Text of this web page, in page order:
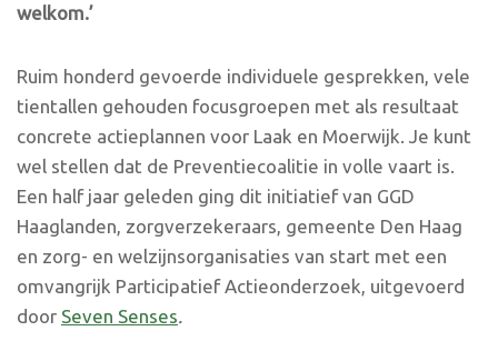
welkom.’
Ruim honderd gevoerde individuele gesprekken, vele
tientallen gehouden focusgroepen met als resultaat
concrete actieplannen voor Laak en Moerwijk. Je kunt
wel stellen dat de Preventiecoalitie in volle vaart is.
Een half jaar geleden ging dit initiatief van GGD
Haaglanden, zorgverzekeraars, gemeente Den Haag
en zorg- en welzijnsorganisaties van start met een
omvangrijk Participatief Actieonderzoek, uitgevoerd
door Seven Senses.